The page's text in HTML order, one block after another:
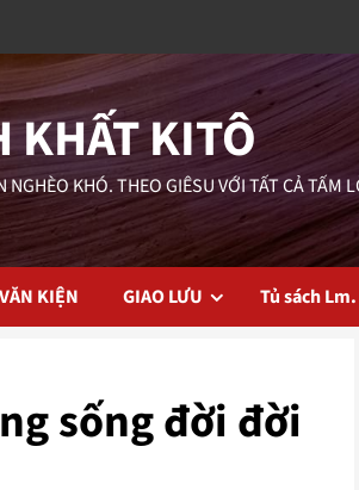
KHẤT KITÔ
KHÓ. THEO GIÊSU VỚI TẤT CẢ TẤM
KIỆN GIAO LƯU Tủ sách
sống đời đời